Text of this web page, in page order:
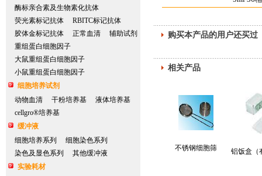
酶标亲合素及生物素化抗体
荧光素标记抗体
RBITC标记抗体
胶体金标记抗体
正常血清
辅助试剂
重组蛋白细胞因子
大鼠重组蛋白细胞因子
小鼠重组蛋白细胞因子
细胞培养试剂
动物血清
干粉培养基
液体培养基
cellgro®培养基
缓冲液
细胞培养系列
细胞染色系列
染色及显色系列
其他缓冲液
实验耗材
购买本产品的用户还买过
相关产品
不锈钢细胞筛 铝饭盒（